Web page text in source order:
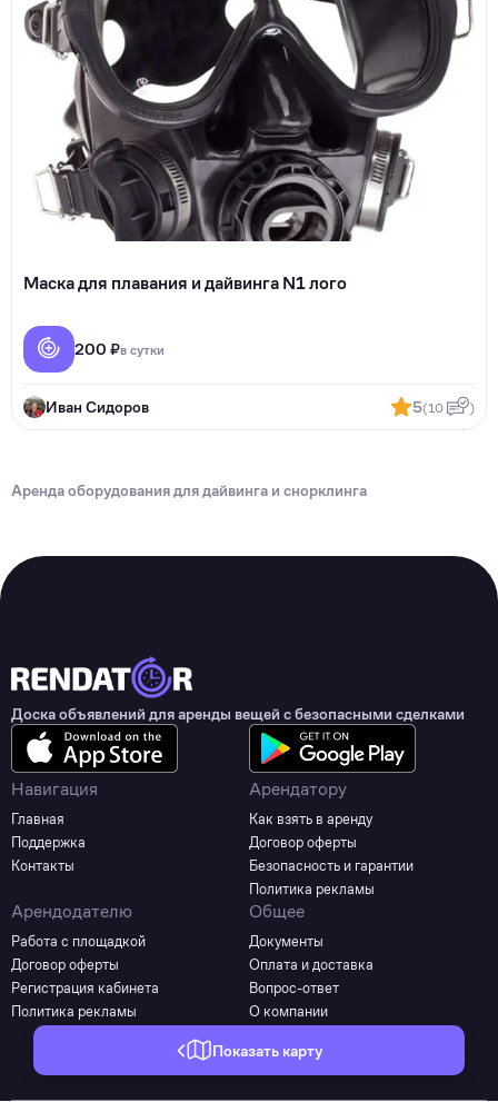
Показать карту
Маска для плавания и дайвинга N1 лого
200 ₽в сутки
Иван Сидоров 5(10 )
Аренда оборудования для дайвинга и снорклинга
Доска объявлений для аренды вещей с безопасными сделками
Навигация
Главная
Поддержка
Контакты
Арендатору
Как взять в аренду
Договор оферты
Безопасность и гарантии
Политика рекламы
Арендодателю
Работа с площадкой
Договор оферты
Регистрация кабинета
Политика рекламы
Общее
Документы
Оплата и доставка
Вопрос-ответ
О компании